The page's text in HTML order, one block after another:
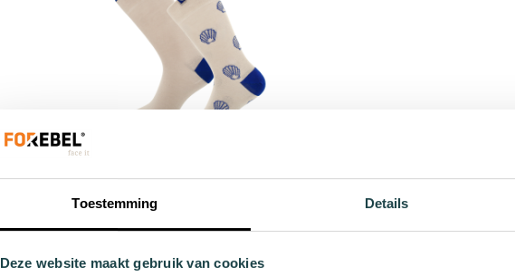
Toestemming Details
Deze website maakt gebruik van cookies
Beige sok Copenhagen Cartel 2-
€ 16,99